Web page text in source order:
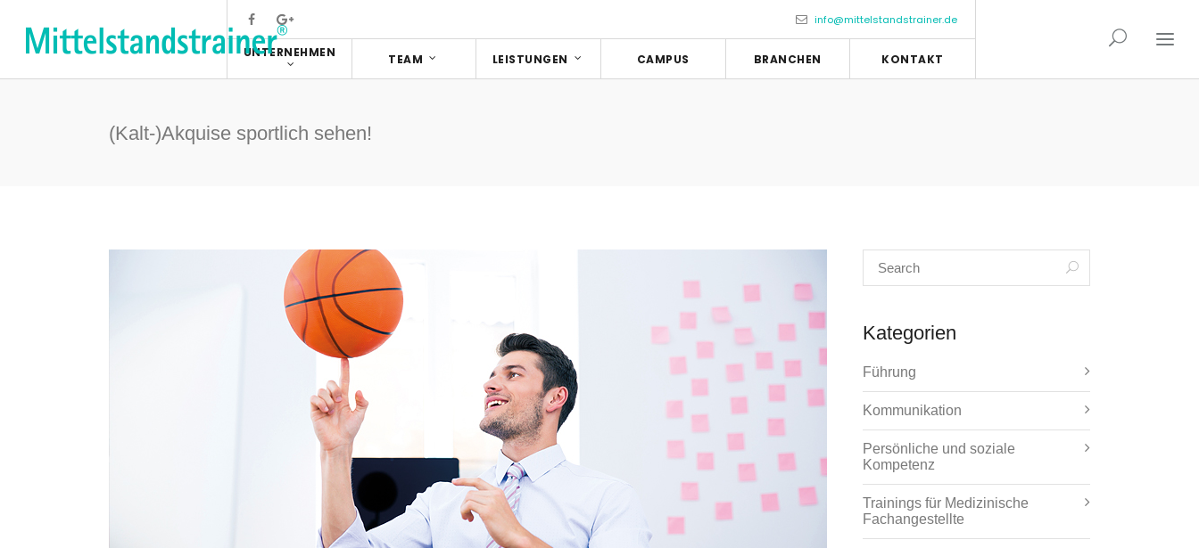
info@mittelstandstrainer.de
UNTERNEHMEN TEAM LEISTUNGEN CAMPUS BRANCHEN KONTAKT
(Kalt-)Akquise sportlich sehen!
Kategorien
Führung
Kommunikation
Persönliche und soziale
Kompetenz
Trainings für Medizinische
Fachangestellte